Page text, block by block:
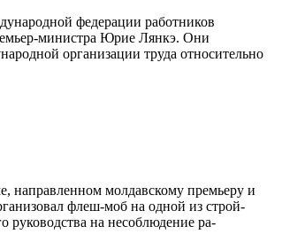
федерации работ­ников
министра Юрие Лянкэ. Они
организации труда относительно
направленном молдавскому премьеру и
флеш-моб на одной из строй­
руководства на несоблюдение ра­